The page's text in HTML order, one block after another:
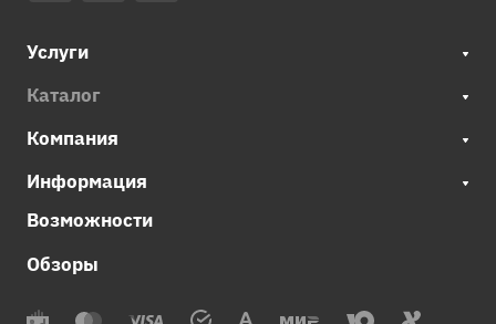
Услуги
Каталог
Компания
Информация
Возможности
Обзоры